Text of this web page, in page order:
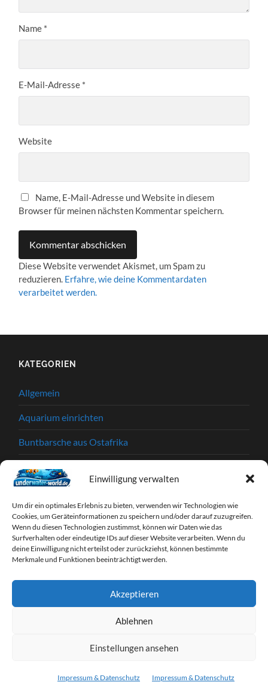
Einwilligung verwalten
Um dir ein optimales Erlebnis zu bieten, verwenden wir Technologien wie
Cookies, um Geräteinformationen zu speichern und/oder darauf zuzugreifen.
Wenn du diesen Technologien zustimmst, können wir Daten wie das
Surfverhalten oder eindeutige IDs auf dieser Website verarbeiten. Wenn du
deine Einwilligung nicht erteilst oder zurückziehst, können bestimmte
Merkmale und Funktionen beeinträchtigt werden.
Akzeptieren
Ablehnen
Einstellungen ansehen
Impressum & Datenschutz Impressum & Datenschutz
Name *
E-Mail-Adresse *
Website
Name, E-Mail-Adresse und Website in diesem
Browser für meinen nächsten Kommentar speichern.
Diese Website verwendet Akismet, um Spam zu
reduzieren. Erfahre, wie deine Kommentardaten
verarbeitet werden.
KATEGORIEN
Allgemein
Aquarium einrichten
Buntbarsche aus Ostafrika
Einkaufstipps
Krankheiten und Parasiten
Partnerprogramme
Tipps & Tricks